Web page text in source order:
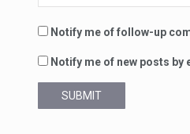
Notify me of follow-up
Notify me of new posts by
SUBMIT